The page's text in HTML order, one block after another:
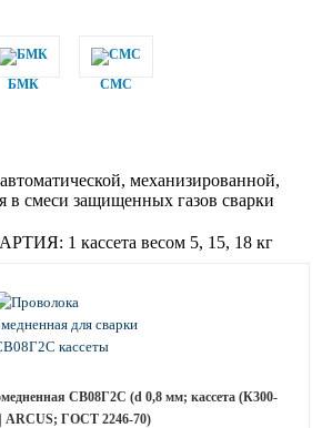
БМК СМС
механизированной,
в смеси защищенных газов сварки
1 кассета весом 5, 15, 18 кг
СВ08Г2С (d 0,8 мм; кассета (К300-
ГОСТ 2246-70)